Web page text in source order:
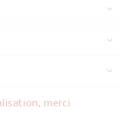
merci